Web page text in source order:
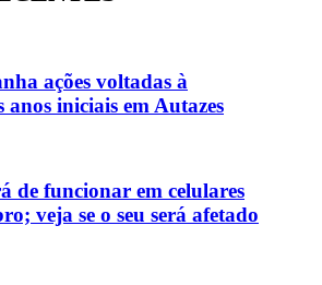
ações voltadas à
anos iniciais em Autazes
de funcionar em celulares
veja se o seu será afetado